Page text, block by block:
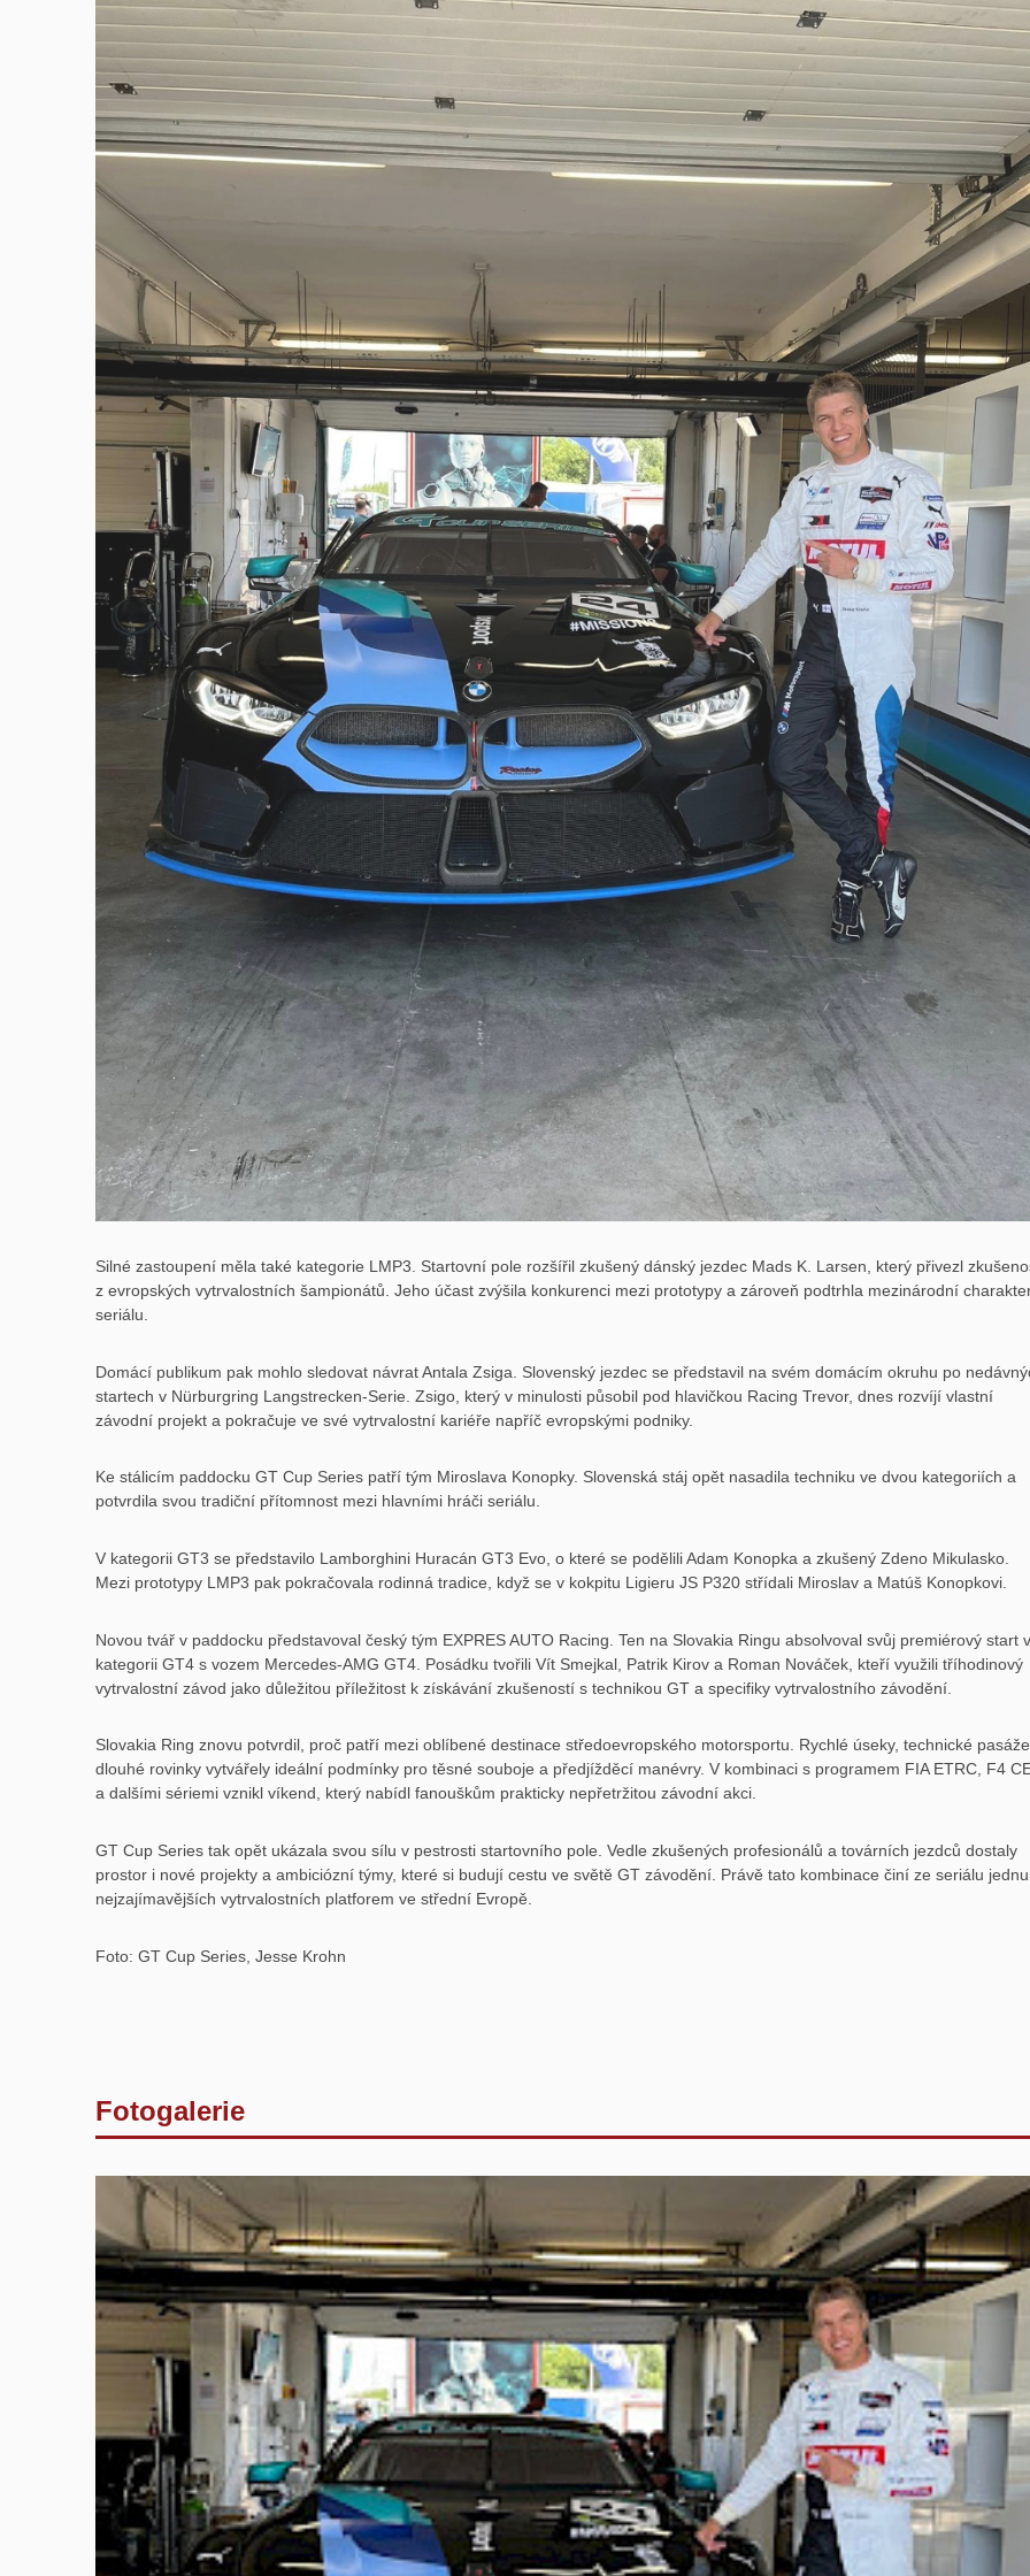
Silné zastoupení měla také kategorie LMP3. Startovní pole rozšířil zkušený dánský jezdec Mads K. Larsen, který přivezl
z evropských vytrvalostních šampionátů. Jeho účast zvýšila konkurenci mezi prototypy a zároveň podtrhla mezinárodní
seriálu.
Domácí publikum pak mohlo sledovat návrat Antala Zsiga. Slovenský jezdec se představil na svém domácím okruhu po
startech v Nürburgring Langstrecken-Serie. Zsigo, který v minulosti působil pod hlavičkou Racing Trevor, dnes rozvíjí vlastní
závodní projekt a pokračuje ve své vytrvalostní kariéře napříč evropskými podniky.
Ke stálicím paddocku GT Cup Series patří tým Miroslava Konopky. Slovenská stáj opět nasadila techniku ve dvou kategoriích a
potvrdila svou tradiční přítomnost mezi hlavními hráči seriálu.
V kategorii GT3 se představilo Lamborghini Huracán GT3 Evo, o které se podělili Adam Konopka a zkušený Zdeno Mikulasko.
Mezi prototypy LMP3 pak pokračovala rodinná tradice, když se v kokpitu Ligieru JS P320 střídali Miroslav a Matúš Konopkovi.
Novou tvář v paddocku představoval český tým EXPRES AUTO Racing. Ten na Slovakia Ringu absolvoval svůj premiérový start v
kategorii GT4 s vozem Mercedes-AMG GT4. Posádku tvořili Vít Smejkal, Patrik Kirov a Roman Nováček, kteří využili tříhodinový
vytrvalostní závod jako důležitou příležitost k získávání zkušeností s technikou GT a specifiky vytrvalostního závodění.
Slovakia Ring znovu potvrdil, proč patří mezi oblíbené destinace středoevropského motorsportu. Rychlé úseky, technické
dlouhé rovinky vytvářely ideální podmínky pro těsné souboje a předjížděcí manévry. V kombinaci s programem FIA ETRC, F4
a dalšími sériemi vznikl víkend, který nabídl fanouškům prakticky nepřetržitou závodní akci.
GT Cup Series tak opět ukázala svou sílu v pestrosti startovního pole. Vedle zkušených profesionálů a továrních jezdců dostaly
prostor i nové projekty a ambiciózní týmy, které si budují cestu ve světě GT závodění. Právě tato kombinace činí ze seriálu
nejzajímavějších vytrvalostních platforem ve střední Evropě.
Foto: GT Cup Series, Jesse Krohn
Fotogalerie